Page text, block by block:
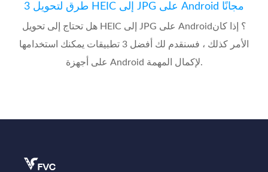
3 طرق لتحويل HEIC إلى JPG على Android مجانًا
هل تحتاج إلى تحويل HEIC إلى JPG على Android؟ إذا كان
الأمر كذلك ، فسنقدم لك أفضل 3 تطبيقات يمكنك استخدامها
على أجهزة Android لإكمال المهمة.